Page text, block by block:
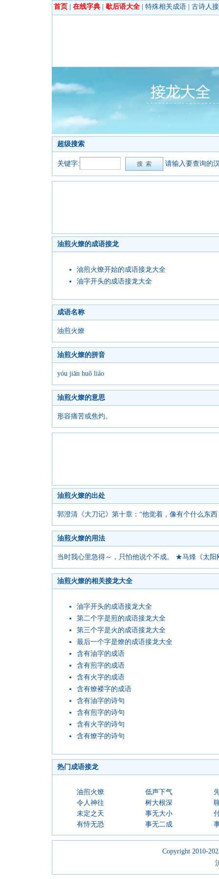
首页 在线字典 歇后语大全 特殊相关成语 古诗人
超级搜索
关键字: 请输入要查询的
油煎火燎的成语接龙
油煎火燎开始的成语接龙大全
油字开头的成语接龙大全
成语名称
油煎火燎
油煎火燎的拼音
yóu jiān huǒ liáo
油煎火燎的意思
形容痛苦或焦灼。
油煎火燎的出处
郭澄清《大刀记》第十章：“他觉着，像有个什么东
油煎火燎的用法
当时我心里急得～，只怕他说个不成。 ★马烽《太阳
油煎火燎的相关接龙大全
油字开头的成语接龙大全
第二个字是煎的成语接龙大全
第三个字是火的成语接龙大全
最后一个字是燎的成语接龙大全
含有油字的成语
含有煎字的成语
含有火字的成语
含有燎褛字的成语
含有油字的诗句
含有煎字的诗句
含有火字的诗句
含有燎字的诗句
热门成语接龙
油煎火燎 低声下气
令人神往
树大根深
未定之天
事无大小
有恃无恐
事无二成
Copyright 2010-